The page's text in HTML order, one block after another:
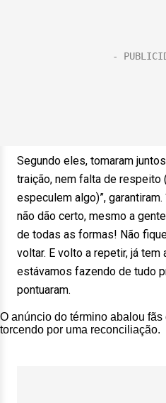
Segundo eles, tomaram
traição, nem falta de respeito
especulem algo)”,
não dão certo, mesmo a
de todas as formas! Não
voltar. E volto a repetir, já tem
estávamos fazendo de tudo
pontuaram.
O anúncio do término abalou
torcendo por uma reconciliação.